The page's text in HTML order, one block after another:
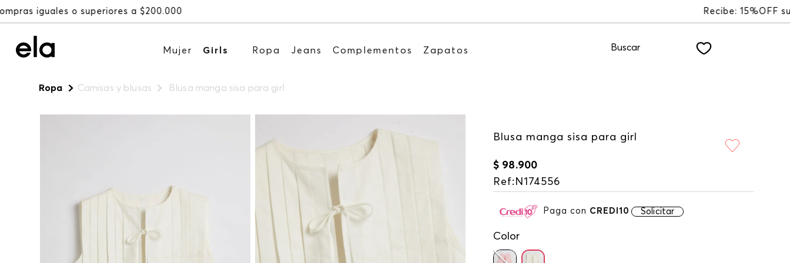
Mujer Girls Ropa Jeans Complementos Zapatos Buscar
Ropa Camisas y blusas Blusa manga sisa para girl
Blusa manga sisa para girl
$ 98.900
Ref: N174556
Paga con CREDI10 Solicitar
Color